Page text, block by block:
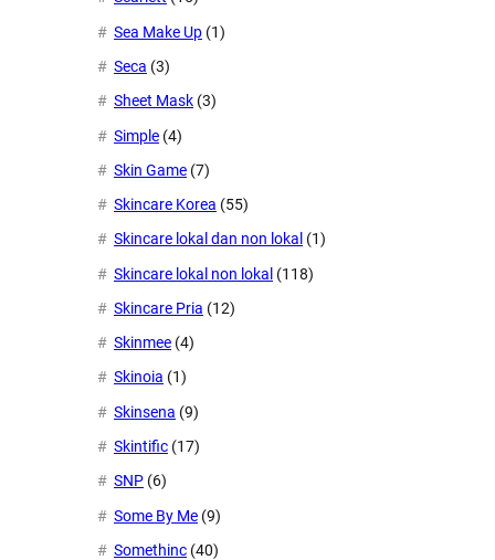
Sea Make Up (1)
Seca (3)
Sheet Mask (3)
Simple (4)
Skin Game (7)
Skincare Korea (55)
Skincare lokal dan non lokal (1)
Skincare lokal non lokal (118)
Skincare Pria (12)
Skinmee (4)
Skinoia (1)
Skinsena (9)
Skintific (17)
SNP (6)
Some By Me (9)
Somethinc (40)